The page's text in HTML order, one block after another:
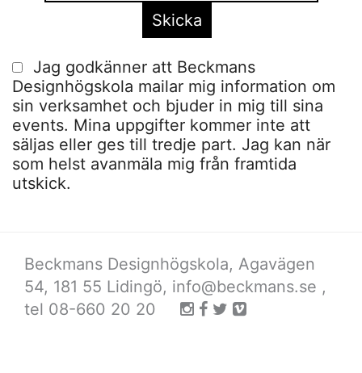
Jag godkänner att Beckmans
Designhögskola mailar mig information om
sin verksamhet och bjuder in mig till sina
events. Mina uppgifter kommer inte att
säljas eller ges till tredje part. Jag kan när
som helst avanmäla mig från framtida
utskick.
Beckmans Designhögskola, Agavägen
54, 181 55 Lidingö, info@beckmans.se ,
tel 08-660 20 20